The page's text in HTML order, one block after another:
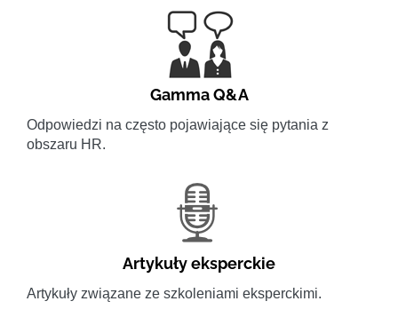
Gamma Q&A
Odpowiedzi na często pojawiające się pytania z
obszaru HR.
Artykuły eksperckie
Artykuły związane ze szkoleniami eksperckimi.